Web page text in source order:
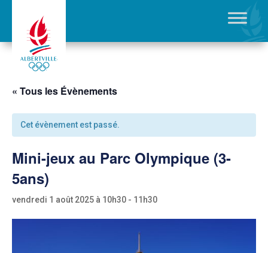
« Tous les Évènements
Cet évènement est passé.
Mini-jeux au Parc Olympique (3-
5ans)
vendredi 1 août 2025 à 10h30 - 11h30